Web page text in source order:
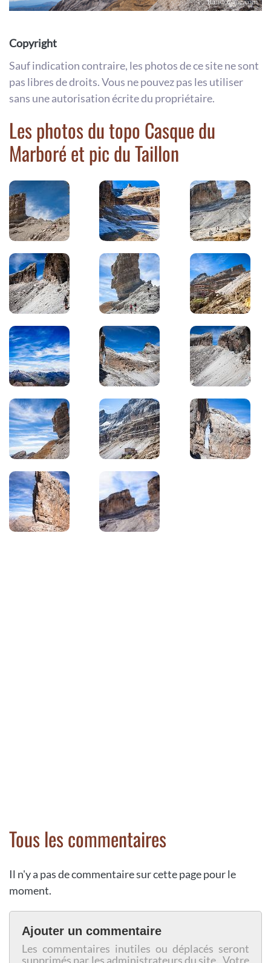
Copyright
Sauf indication contraire, les photos de ce site ne sont
pas libres de droits. Vous ne pouvez pas les utiliser
sans une autorisation écrite du propriétaire.
Les photos du topo Casque du
Marboré et pic du Taillon
Tous les commentaires
Il n'y a pas de commentaire sur cette page pour le
moment.
Ajouter un commentaire
Les commentaires inutiles ou déplacés seront
supprimés par les administrateurs du site. Votre